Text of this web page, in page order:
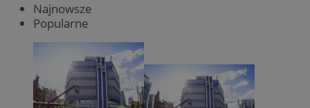
Najnowsze
Popularne